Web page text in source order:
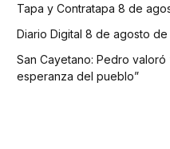
Tapa y Contratapa 8 de
Diario Digital 8 de agosto de
San Cayetano: Pedro
esperanza del pueblo”